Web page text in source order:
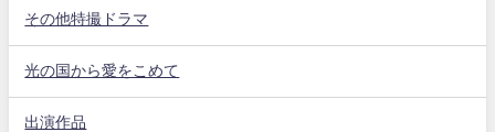
その他特撮ドラマ
光の国から愛をこめて
出演作品